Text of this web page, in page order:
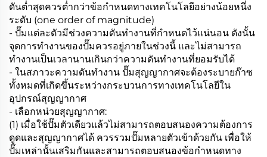
ดันต่ำสุดควรต่ำกว่าข้อกำหนดทางเทคโนโลยีอย่างน้อยหนึ่ง
ระดับ (one order of magnitude)
- ปั๊มแต่ละตัวมีช่วงความดันทำงานที่กำหนดไว้แน่นอน ดังนั้น
จุดการทำงานของปั๊มควรอยู่ภายในช่วงนี้ และไม่สามารถ
ทำงานเป็นเวลานานเกินกว่าความดันทำงานที่ยอมรับได้
- ในสภาวะความดันทำงาน ปั๊มสุญญากาศจะต้องระบายก๊าซ
ทั้งหมดที่เกิดขึ้นระหว่างกระบวนการทางเทคโนโลยีใน
อุปกรณ์สุญญากาศ
- เลือกหน่วยสุญญากาศ:
(1) เมื่อใช้ปั๊มตัวเดียวแล้วไม่สามารถตอบสนองความต้องการ
ดูดและสุญญากาศได้ ควรรวมปั๊มหลายตัวเข้าด้วยกัน เพื่อให้
ปั๊มเหล่านั้นเสริมกันและสามารถตอบสนองข้อกำหนดทาง